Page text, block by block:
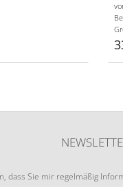
dass Sie mir regelmäßig